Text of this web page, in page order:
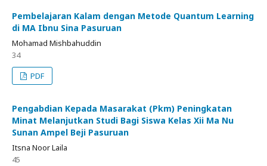
Pembelajaran Kalam dengan Metode Quantum Learning
di MA Ibnu Sina Pasuruan
Mohamad Mishbahuddin
34
PDF
Pengabdian Kepada Masarakat (Pkm) Peningkatan
Minat Melanjutkan Studi Bagi Siswa Kelas Xii Ma Nu
Sunan Ampel Beji Pasuruan
Itsna Noor Laila
45